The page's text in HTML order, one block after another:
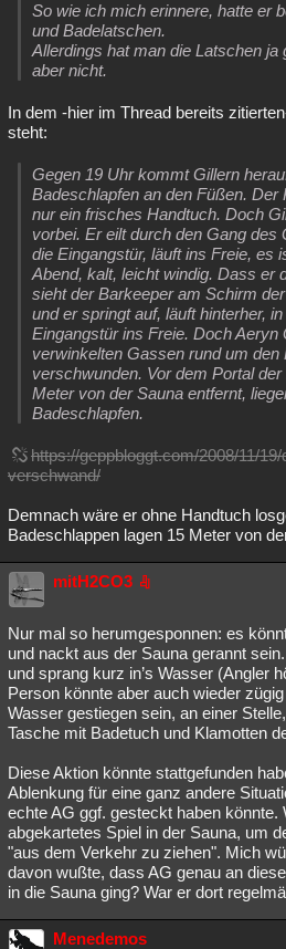
So wie ich mich erinnere, hatte er
und Badelatschen.
Allerdings hat man die Latschen ja
aber nicht.
In dem -hier im Thread bereits
steht:
Gegen 19 Uhr kommt Gillern
Badeschlapfen an den Füßen. Der
nur ein frisches Handtuch. Doch
vorbei. Er eilt durch den Gang des
die Eingangstür, läuft ins Freie, es
Abend, kalt, leicht windig. Dass er
sieht der Barkeeper am Schirm
und er springt auf, läuft hinterher,
Eingangstür ins Freie. Doch Aeryn
verwinkelten Gassen rund um
verschwunden. Vor dem Portal
Meter von der Sauna entfernt,
Badeschlapfen.
https://geppbloggt.com/2008/11/
verschwand/
Demnach wäre er ohne Handtuch
Badeschlappen lagen 15 Meter von
mitH2CO3
Nur mal so herumgesponnen: es
und nackt aus der Sauna gerannt
und sprang kurz in’s Wasser (Angler
Person könnte aber auch wieder
Wasser gestiegen sein, an einer
Tasche mit Badetuch und Klamotten
Diese Aktion könnte stattgefunden
Ablenkung für eine ganz andere
echte AG ggf. gesteckt haben
abgekartetes Spiel in der Sauna, um
"aus dem Verkehr zu ziehen". Mich
davon wußte, dass AG genau an
in die Sauna ging? War er dort
Menedemos